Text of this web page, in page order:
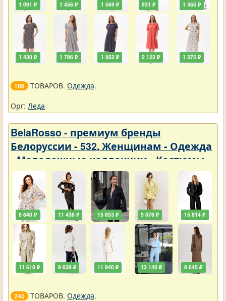
1 091 ₽
1 430 ₽
1 456 ₽
1 796 ₽
1 569 ₽
1 852 ₽
931 ₽
2 122 ₽
1 365 ₽
1 375 ₽
106 ТОВАРОВ. Одежда.
Орг: Леда
BelaRosso - премиум бренды
Белоруссии - 532. Женщинам - Одежда
- Молодежные коллекции - Костюмы
8 640 ₽
11 618 ₽
11 436 ₽
9 839 ₽
15 653 ₽
11 940 ₽
9 876 ₽
13 140 ₽
15 814 ₽
8 645 ₽
240 ТОВАРОВ. Одежда.